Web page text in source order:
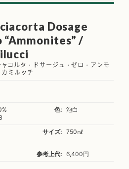
Dosage
“Ammonites” /
コルタ・ドサージュ・ゼロ・アンモ
ミルッチ
色: 泡白
サイズ: 750㎖
参考上代:
6,400円